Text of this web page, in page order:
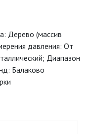
Дерево (массив
давления: От
Диапазон
Балаково